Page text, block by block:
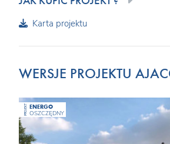
Karta projektu
WERSJE PROJEKTU
PROJEKT ENERGO
OSZCZĘDNY